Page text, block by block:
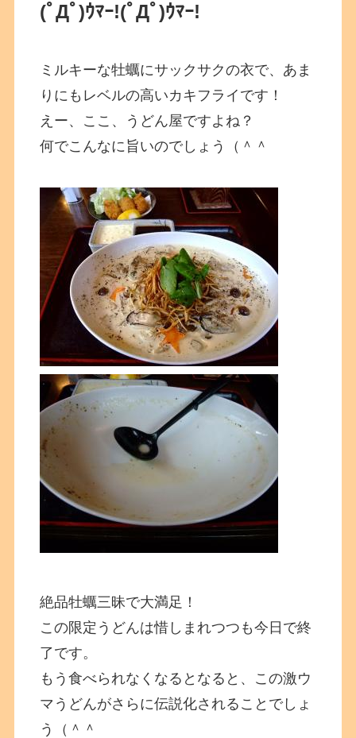
(ﾟДﾟ)ｳﾏｰ!(ﾟДﾟ)ｳﾏｰ!
ミルキーな牡蠣にサックサクの衣で、あま
りにもレベルの高いカキフライです！
えー、ここ、うどん屋ですよね？
何でこんなに旨いのでしょう（＾＾
絶品牡蠣三昧で大満足！
この限定うどんは惜しまれつつも今日で終
了です。
もう食べられなくなるとなると、この激ウ
マうどんがさらに伝説化されることでしょ
う（＾＾